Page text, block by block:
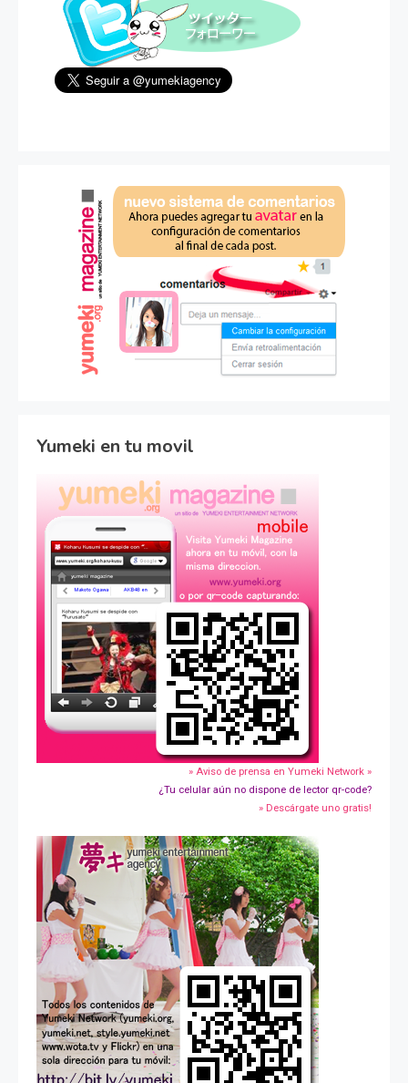
Yumeki en tu movil
» Aviso de prensa en Yumeki Network »
¿Tu celular aún no dispone de lector qr-code?
» Descárgate uno gratis!